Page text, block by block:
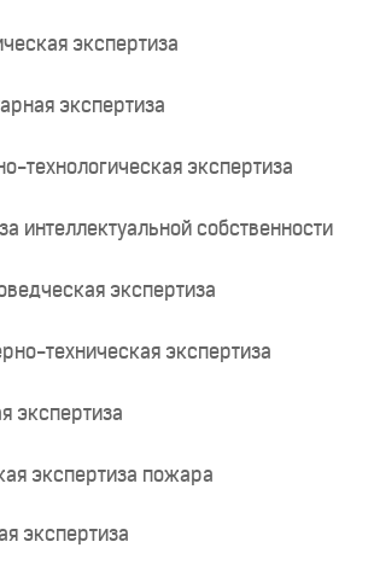
экспертиза
экспертиза
технологическая экспертиза
интеллектуальной собственности
экспертиза
техническая экспертиза
экспертиза
экспертиза пожара
экспертиза